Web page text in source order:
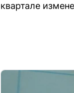
квартале